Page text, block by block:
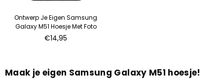
Ontwerp Je Eigen Samsung
Galaxy M51 Hoesje Met Foto
Normale
€14,95
Maak je eigen Samsung Galaxy M51 hoesje!